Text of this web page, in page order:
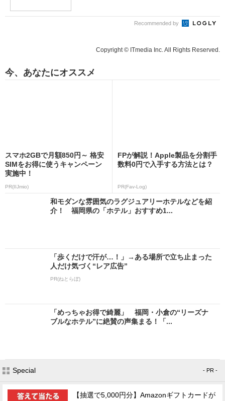
Recommended by
Copyright © ITmedia Inc. All Rights Reserved.
今、あなたにオススメ
スマホ2GBで月額850円～ 格安
SIMをお得に使うキャンペーン
実施中！
PR(IIJmio)
FPが解説！Apple製品を分割手
数料0円で入手する方法とは？
PR(Fav-Log)
和モダンな雰囲気のラグジュアリーホテルなどを紹
介！ 福岡県の「ホテル」おすすめ1...
「歩くだけで汗が…！」→ある場所で立ち止まった
人だけ気づく“レア広告”
PR(ねとらぼ)
「めっちゃお得で綺麗」 福岡・小倉の“リーズナ
ブルなホテル”に絶賛の声集まる！「...
Special - PR -
【抽選で5,000円分】Amazonギフトカードが